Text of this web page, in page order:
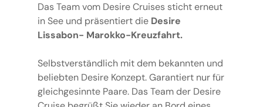
Das Team vom Desire Cruises sticht erneut
in See und präsentiert die Desire
Lissabon- Marokko-Kreuzfahrt.
Selbstverständlich mit dem bekannten und
beliebten Desire Konzept. Garantiert nur für
gleichgesinnte Paare. Das Team der Desire